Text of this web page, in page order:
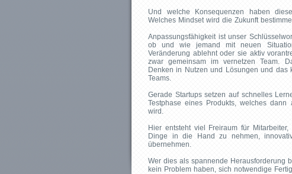
Und welche Konsequenzen haben
Welches Mindset wird die Zukunft
Anpassungsfähigkeit ist unser
ob und wie jemand mit neuen
Veränderung ablehnt oder sie aktiv
zwar gemeinsam im vernetzen Team.
Denken in Nutzen und Lösungen und das
Teams.
Gerade Startups setzen auf schnelles
Testphase eines Produkts, welches
wird.
Hier entsteht viel Freiraum für
Dinge in die Hand zu nehmen,
übernehmen.
Wer dies als spannende Herausforderung
kein Problem haben, sich notwendige